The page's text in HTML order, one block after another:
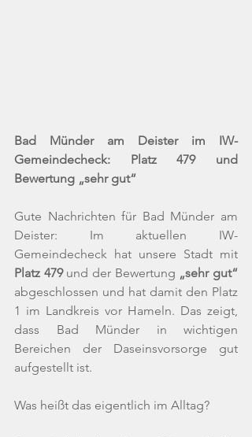
Bad Münder am Deister im IW-
Gemeindecheck: Platz 479 und
Bewertung „sehr gut“
Gute Nachrichten für Bad Münder am
Deister: Im aktuellen IW-
Platz 479 und der Bewertung
abgeschlossen und hat damit den Platz
1 im Landkreis vor Hameln. Das zeigt,
dass Bad Münder in wichtigen
Bereichen der Daseinsvorsorge gut
aufgestellt ist.
Was heißt das eigentlich im Alltag?